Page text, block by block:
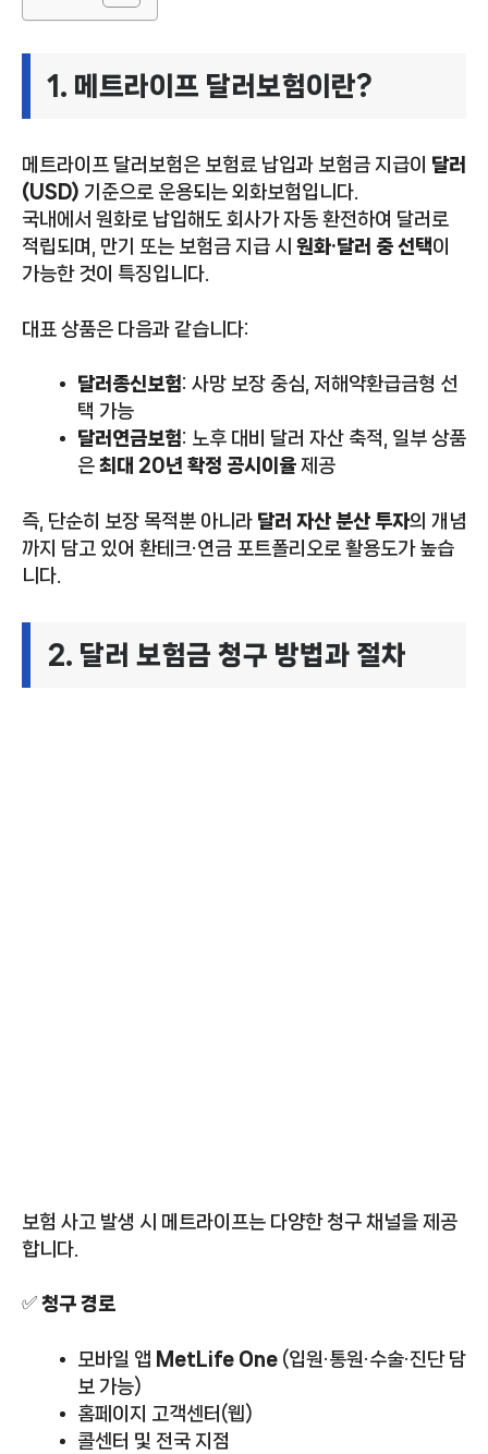
1. 메트라이프 달러보험이란?
메트라이프 달러보험은 보험료 납입과 보험금 지급이 달러
(USD) 기준으로 운용되는 외화보험입니다.
국내에서 원화로 납입해도 회사가 자동 환전하여 달러로
적립되며, 만기 또는 보험금 지급 시 원화·달러 중 선택이
가능한 것이 특징입니다.
대표 상품은 다음과 같습니다:
달러종신보험: 사망 보장 중심, 저해약환급금형 선
택 가능
달러연금보험: 노후 대비 달러 자산 축적, 일부 상품
은 최대 20년 확정 공시이율 제공
즉, 단순히 보장 목적뿐 아니라 달러 자산 분산 투자의 개념
까지 담고 있어 환테크·연금 포트폴리오로 활용도가 높습
니다.
2. 달러 보험금 청구 방법과 절차
보험 사고 발생 시 메트라이프는 다양한 청구 채널을 제공
합니다.
✅ 청구 경로
모바일 앱 MetLife One (입원·통원·수술·진단 담
보 가능)
홈페이지 고객센터(웹)
콜센터 및 전국 지점